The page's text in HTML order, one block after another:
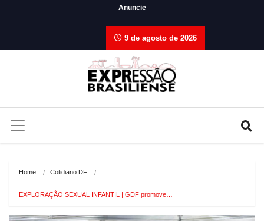
Anuncie
9 de agosto de 2026
Home Cotidiano DF
EXPLORAÇÃO SEXUAL INFANTIL | GDF promove…